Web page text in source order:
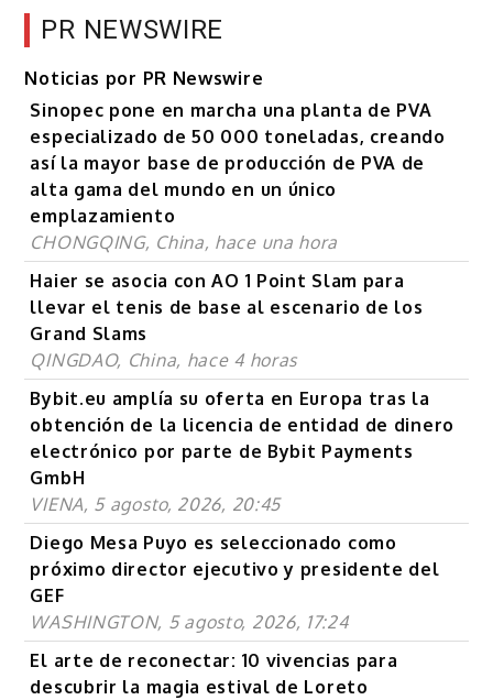
PR NEWSWIRE
Noticias por PR Newswire
Sinopec pone en marcha una planta de PVA
especializado de 50 000 toneladas, creando
así la mayor base de producción de PVA de
alta gama del mundo en un único
emplazamiento
CHONGQING, China, hace una hora
Haier se asocia con AO 1 Point Slam para
llevar el tenis de base al escenario de los
Grand Slams
QINGDAO, China, hace 4 horas
Bybit.eu amplía su oferta en Europa tras la
obtención de la licencia de entidad de dinero
electrónico por parte de Bybit Payments
GmbH
VIENA, 5 agosto, 2026, 20:45
Diego Mesa Puyo es seleccionado como
próximo director ejecutivo y presidente del
GEF
WASHINGTON, 5 agosto, 2026, 17:24
El arte de reconectar: 10 vivencias para
descubrir la magia estival de Loreto